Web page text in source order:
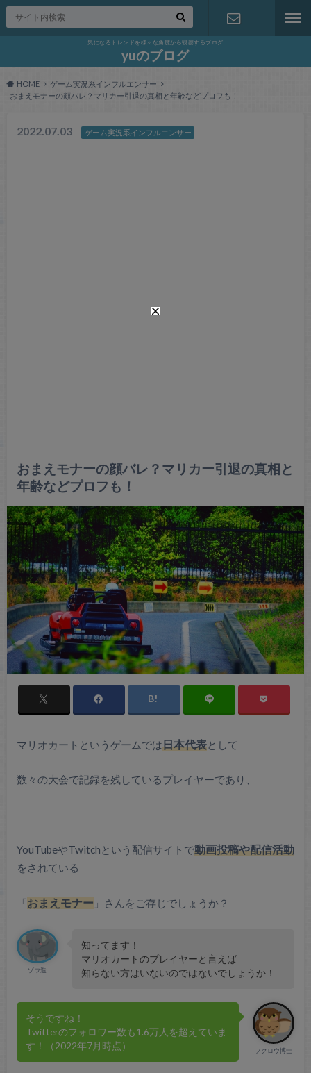
気になるトレンドを様々な角度から観察するブログ
yuのブログ
HOME
ゲーム実況系インフルエンサー
おまえモナーの顔バレ？マリカー引退の真相と年齢などプロフも！
2022.07.03 ゲーム実況系インフルエンサー
おまえモナーの顔バレ？マリカー引退の真相と
年齢などプロフも！
マリオカートというゲームでは日本代表として
数々の大会で記録を残しているプレイヤーであり、
YouTubeやTwitchという配信サイトで動画投稿や配信活動
をされている
「おまえモナー 」さんをご存じでしょうか？
ゾウ造
知ってます！
マリオカートのプレイヤーと言えば
知らない方はいないのではないでしょうか！
フクロウ博士
そうですね！
Twitterのフォロワー数も1.6万人を超えていま
す！（2022年7月時点）